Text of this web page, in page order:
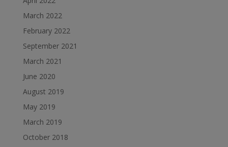
March 2022
February 2022
September 2021
March 2021
June 2020
August 2019
May 2019
March 2019
October 2018